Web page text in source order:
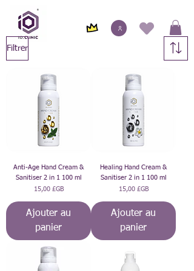
Filtrer
Anti-Age Hand Cream &
Sanitiser 2 in 1 100 ml
Prix
15,00 £GB
Ajouter au
panier
Healing Hand Cream &
Sanitiser 2 in 1 100 ml
Prix
15,00 £GB
Ajouter au
panier